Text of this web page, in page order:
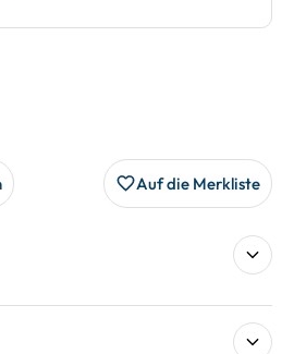
Auf die Merkliste